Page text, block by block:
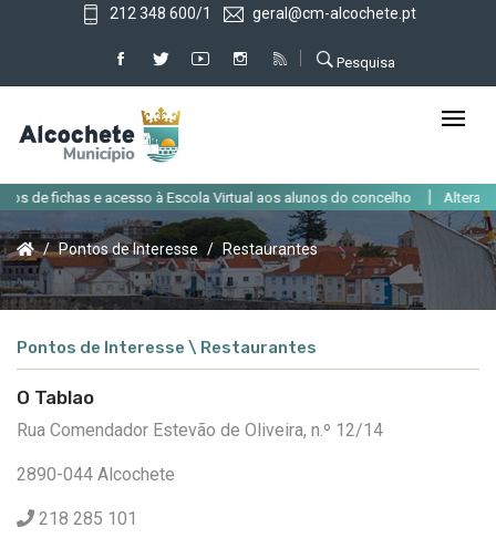
212 348 600/1 geral@cm-alcochete.pt
Pesquisa
fichas e acesso à Escola Virtual aos alunos do concelho | Alteração
Pontos de Interesse Restaurantes
Pontos de Interesse \ Restaurantes
O Tablao
Rua Comendador Estevão de Oliveira, n.º 12/14
2890-044 Alcochete
218 285 101